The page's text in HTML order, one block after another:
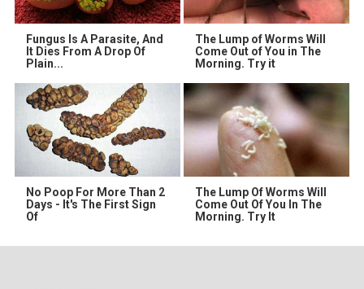
Fungus Is A Parasite, And
It Dies From A Drop Of
Plain...
The Lump of Worms Will
Come Out of You in The
Morning. Try it
No Poop For More Than 2
Days - It's The First Sign
Of
The Lump Of Worms Will
Come Out Of You In The
Morning. Try It